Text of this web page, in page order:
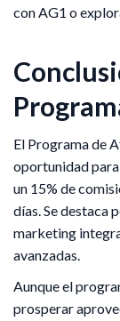
con AG1 o
El Programa de
oportunidad para
un 15% de
días. Se destaca
marketing
avanzadas.
Aunque el
prosperar